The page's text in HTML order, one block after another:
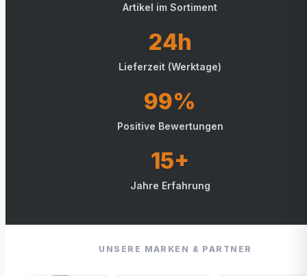
Artikel im Sortiment
24h
Lieferzeit (Werktage)
99%
Positive Bewertungen
15+
Jahre Erfahrung
UNSERE MARKEN & PARTNER